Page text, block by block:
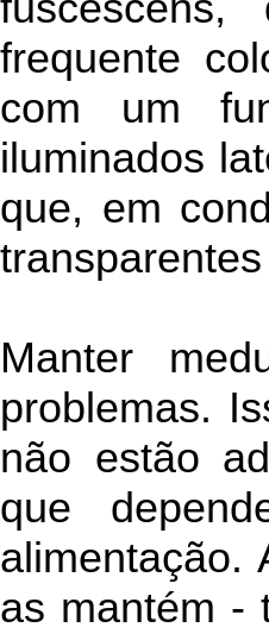
frequente
com um
iluminados
que, em
Manter
problemas.
não estão
que
alimentação.
as mantém -